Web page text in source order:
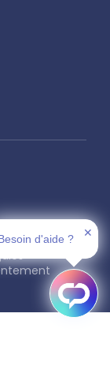
d'aide ? ✕